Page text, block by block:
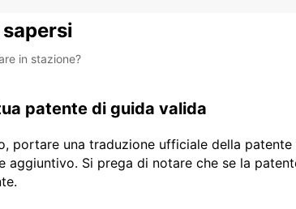
in stazione?
patente di guida valida
portare una traduzione ufficiale della
aggiuntivo. Si prega di notare che se la